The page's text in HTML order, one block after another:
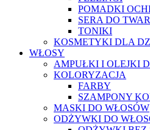
POMADKI
SERA DO
TONIKI
KOSMETYKI DLA
WŁOSY
AMPUŁKI I OLEJKI
KOLORYZACJA
FARBY
SZAMPONY
MASKI DO WŁOSÓW
ODŻYWKI DO